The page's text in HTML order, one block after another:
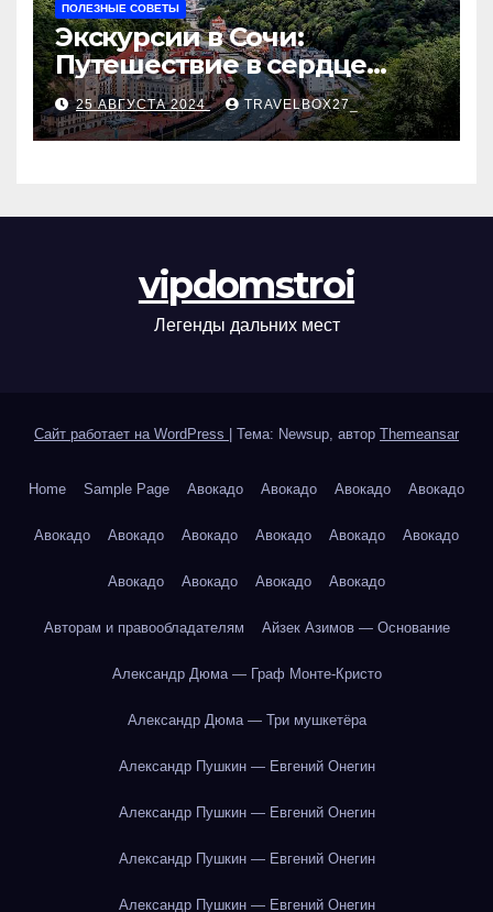
ПОЛЕЗНЫЕ СОВЕТЫ
Экскурсии в Сочи:
Путешествие в сердце
Черноморского курорта
25 АВГУСТА 2024 TRAVELBOX27_
vipdomstroi
Легенды дальних мест
Сайт работает на WordPress | Тема: Newsup, автор Themeansar
Home Sample Page Авокадо Авокадо Авокадо Авокадо
Авокадо Авокадо Авокадо Авокадо Авокадо Авокадо
Авокадо Авокадо Авокадо Авокадо
Авторам и правообладателям Айзек Азимов — Основание
Александр Дюма — Граф Монте-Кристо
Александр Дюма — Три мушкетёра
Александр Пушкин — Евгений Онегин
Александр Пушкин — Евгений Онегин
Александр Пушкин — Евгений Онегин
Александр Пушкин — Евгений Онегин